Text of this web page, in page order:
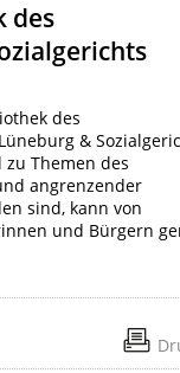
des
des
&
Themen des
angrenzender
sind, kann von
und Bürgern